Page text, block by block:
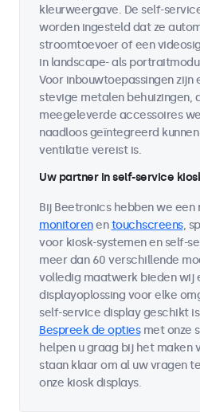
kleurweergave. De self-
worden ingesteld dat ze
stroomtoevoer of een
in landscape- als
Voor inbouwtoepassingen zijn
stevige metalen behuizingen,
meegeleverde accessoires
naadloos geïntegreerd
ventilatie vereist is.
Uw partner in self-service
Bij Beetronics hebben we een
monitorenentouchscreens,
voor kiosk-systemen en self-
meer dan 60 verschillende
volledig maatwerk bieden wij
displayoplossing voor elke
self-service display geschikt
Bespreek de optiesmet onze
helpen u graag bij het maken
staan klaar om al uw vragen
onze kiosk displays.